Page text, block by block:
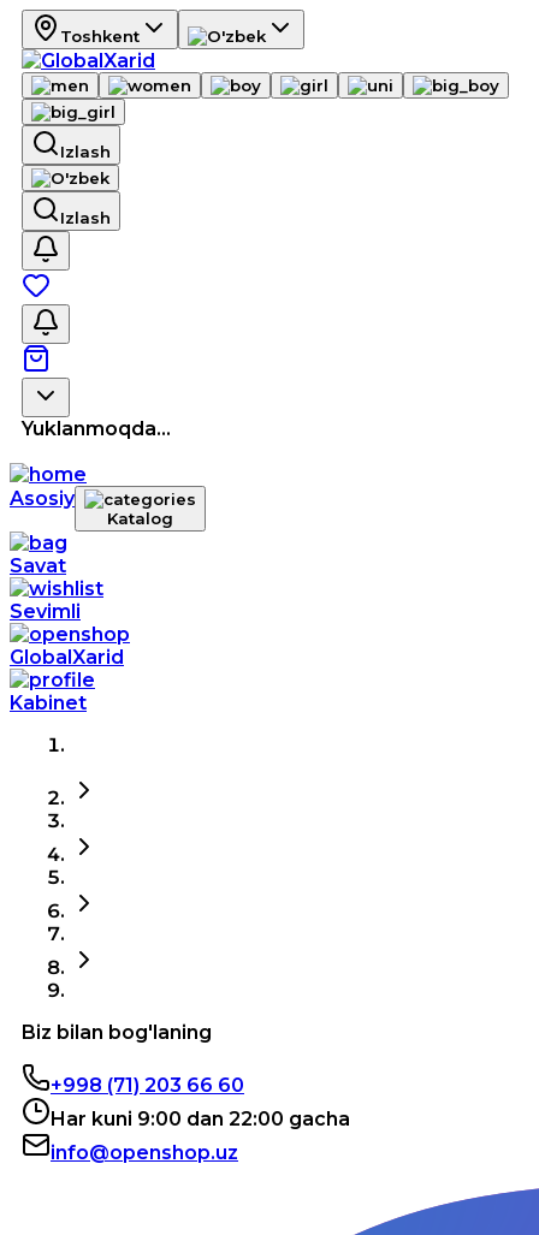
Toshkent
Izlash
Izlash
Yuklanmoqda...
Asosiy
Katalog
Savat
Sevimli
GlobalXarid
Kabinet
Biz bilan bog'laning
+998 (71) 203 66 60
Har kuni 9:00 dan 22:00 gacha
info@openshop.uz